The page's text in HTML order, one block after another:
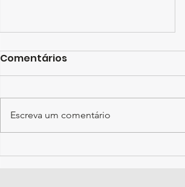
Hoy recordé que no
Comentários
Escreva um comentário